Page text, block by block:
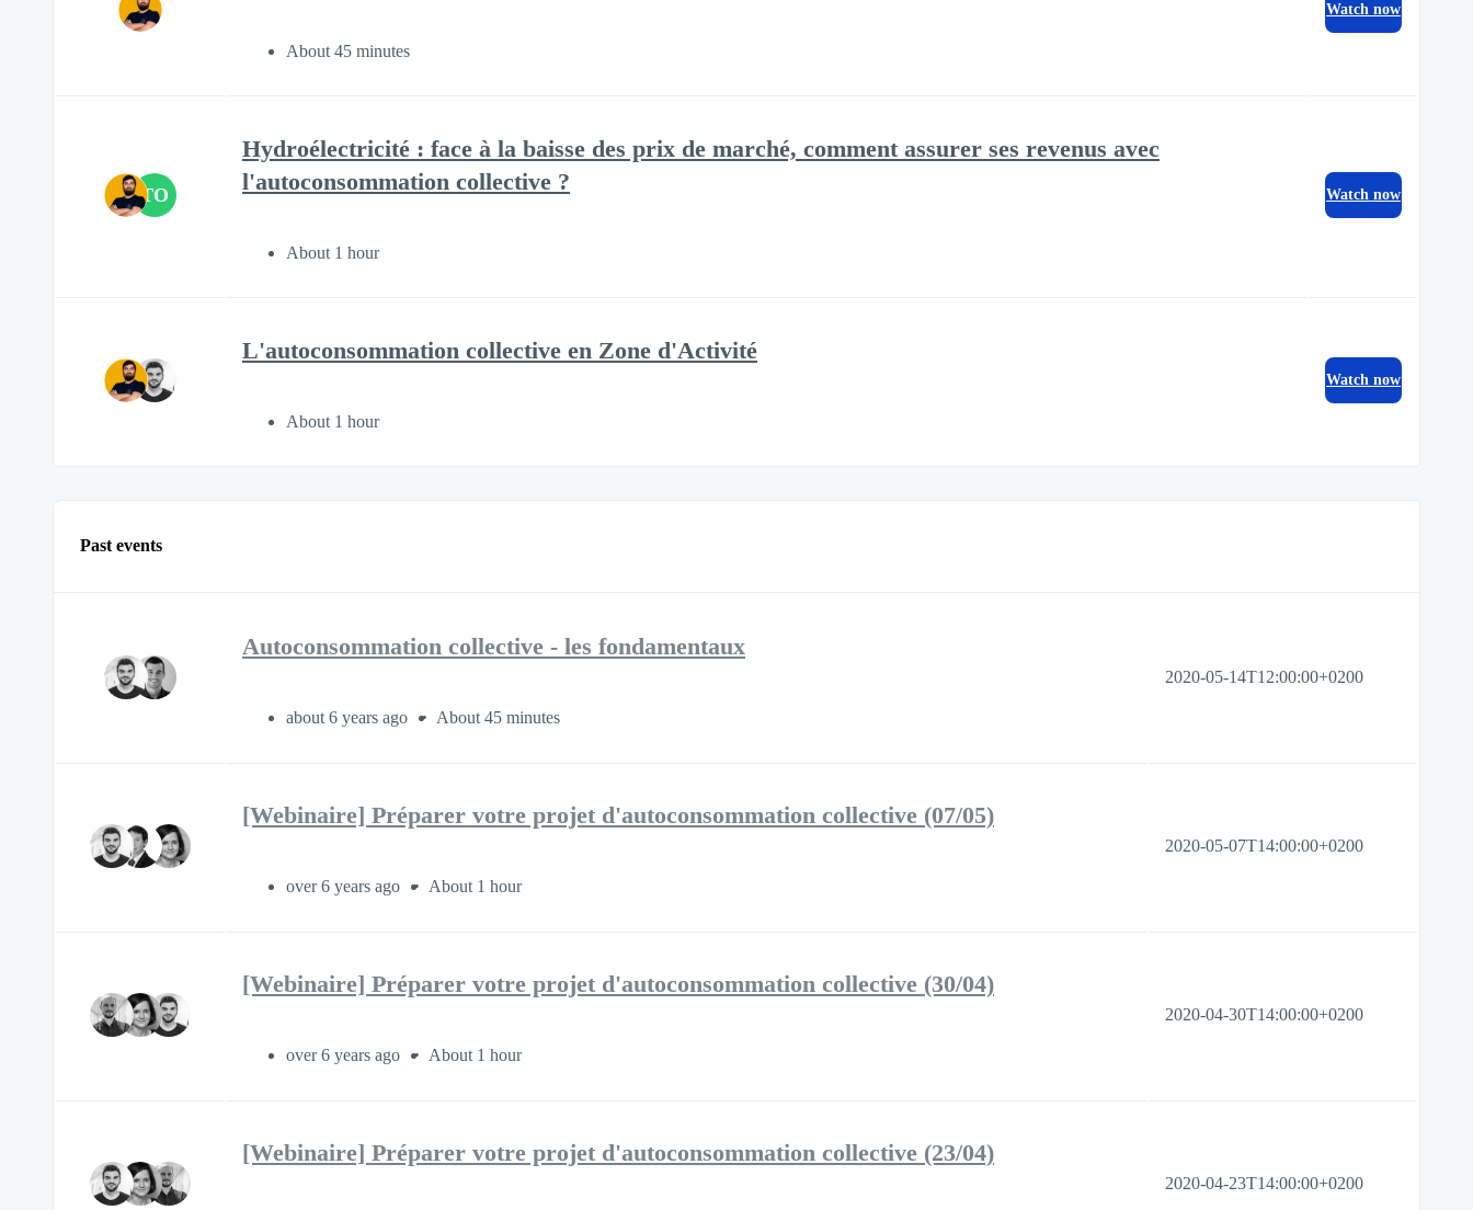
About 45 minutes
Watch now
TO
Hydroélectricité : face à la baisse des prix de marché, comment assurer ses revenus avec
l'autoconsommation collective ?
About 1 hour
Watch now
L'autoconsommation collective en Zone d'Activité
About 1 hour
Watch now
Past events
Autoconsommation collective - les fondamentaux
about 6 years ago About 45 minutes
2020-05-14T12:00:00+0200
[Webinaire] Préparer votre projet d'autoconsommation collective (07/05)
over 6 years ago About 1 hour
2020-05-07T14:00:00+0200
[Webinaire] Préparer votre projet d'autoconsommation collective (30/04)
over 6 years ago About 1 hour
2020-04-30T14:00:00+0200
[Webinaire] Préparer votre projet d'autoconsommation collective (23/04)
2020-04-23T14:00:00+0200